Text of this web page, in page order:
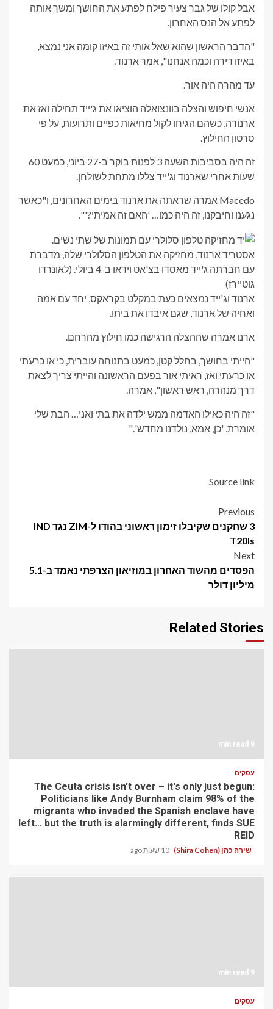
אבל קולו של גבר צעיר פילח לפתע את החושך ומשך אותה
לפתע אל הנס האחרון.
"הדבר הראשון שהוא שאל אותי זה באיזו קומה אני נמצא,
באיזו דירה וכמה אנחנו", אמר ארנוד.
עד מהרה היה אור.
אנשי חיפוש והצלה בוונצואלה הוציאו את ג'ייד תחילה ואז את
ארנודה, כשהם הגיחו לקול מחיאות כפיים ותרועות, על פי
סרטון החילוץ.
זה היה בסביבות השעה 3 לפנות בוקר ב-27 ביוני, כמעט 60
שעות אחרי שארנוד וג'ייד צללו מתחת לשולחן.
Macedo אמרה שראתה את ארנוד בימים האחרונים, ו"כאשר
נגענו וחיבקנו, זה היה כמו… 'האם זה אמיתי?'".
אסטריד ארנוד, מחזיקה את הטלפון הסלולרי שלה, מדברת
עם חברתה ג'ייד מאסדו בצ'אט וידאו ב-4 ביולי.
(לאונרדו
גוטיירז)
ארנוד וג'ייד נמצאים כעת במקלט בקראקס, יחד עם אמה
ואחיה של ארנוד, שגם איבדו את ביתו.
ארנו אמרה שההצלה הרגישה כמו חילוץ מהרחם.
"הייתי בחושך, בחלל קטן, כמעט בתנוחה עוברית, כי או כרעתי
או כרעתי ואז, ראיתי אור בפעם הראשונה והייתי צריך לצאת
דרך מנהרה, ראש ראשון", אמרה.
"זה היה כאילו האדמה ממש ילדה את בתי ואני… הבת שלי
אומרת, 'כן, אמא, נולדנו מחדש'."
Source link
Post
navigation
Previous
3 שחקנים שקיבלו זימון ראשוני בהודו ל-ZIM נגד IND
T20Is
Next
הפסדים מהשוד האחרון במוזיאון הצרפתי נאמד ב-5.1
מיליון דולר
Related Stories
9 min read
עסקים
The Ceuta crisis isn't over – it's only just begun:
Politicians like Andy Burnham claim 98% of the
migrants who invaded the Spanish enclave have
left… but the truth is alarmingly different, finds SUE
REID
שירה כהן (Shira Cohen) 10 שעות ago
9 min read
עסקים